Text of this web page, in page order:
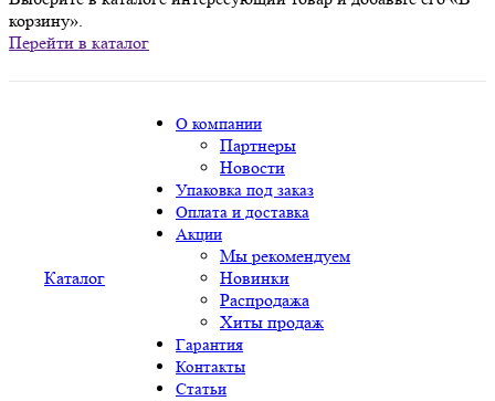
корзину».
Перейти в каталог
Каталог
О компании
Партнеры
Новости
Упаковка под заказ
Оплата и доставка
Акции
Мы рекомендуем
Новинки
Распродажа
Хиты продаж
Гарантия
Контакты
Статьи